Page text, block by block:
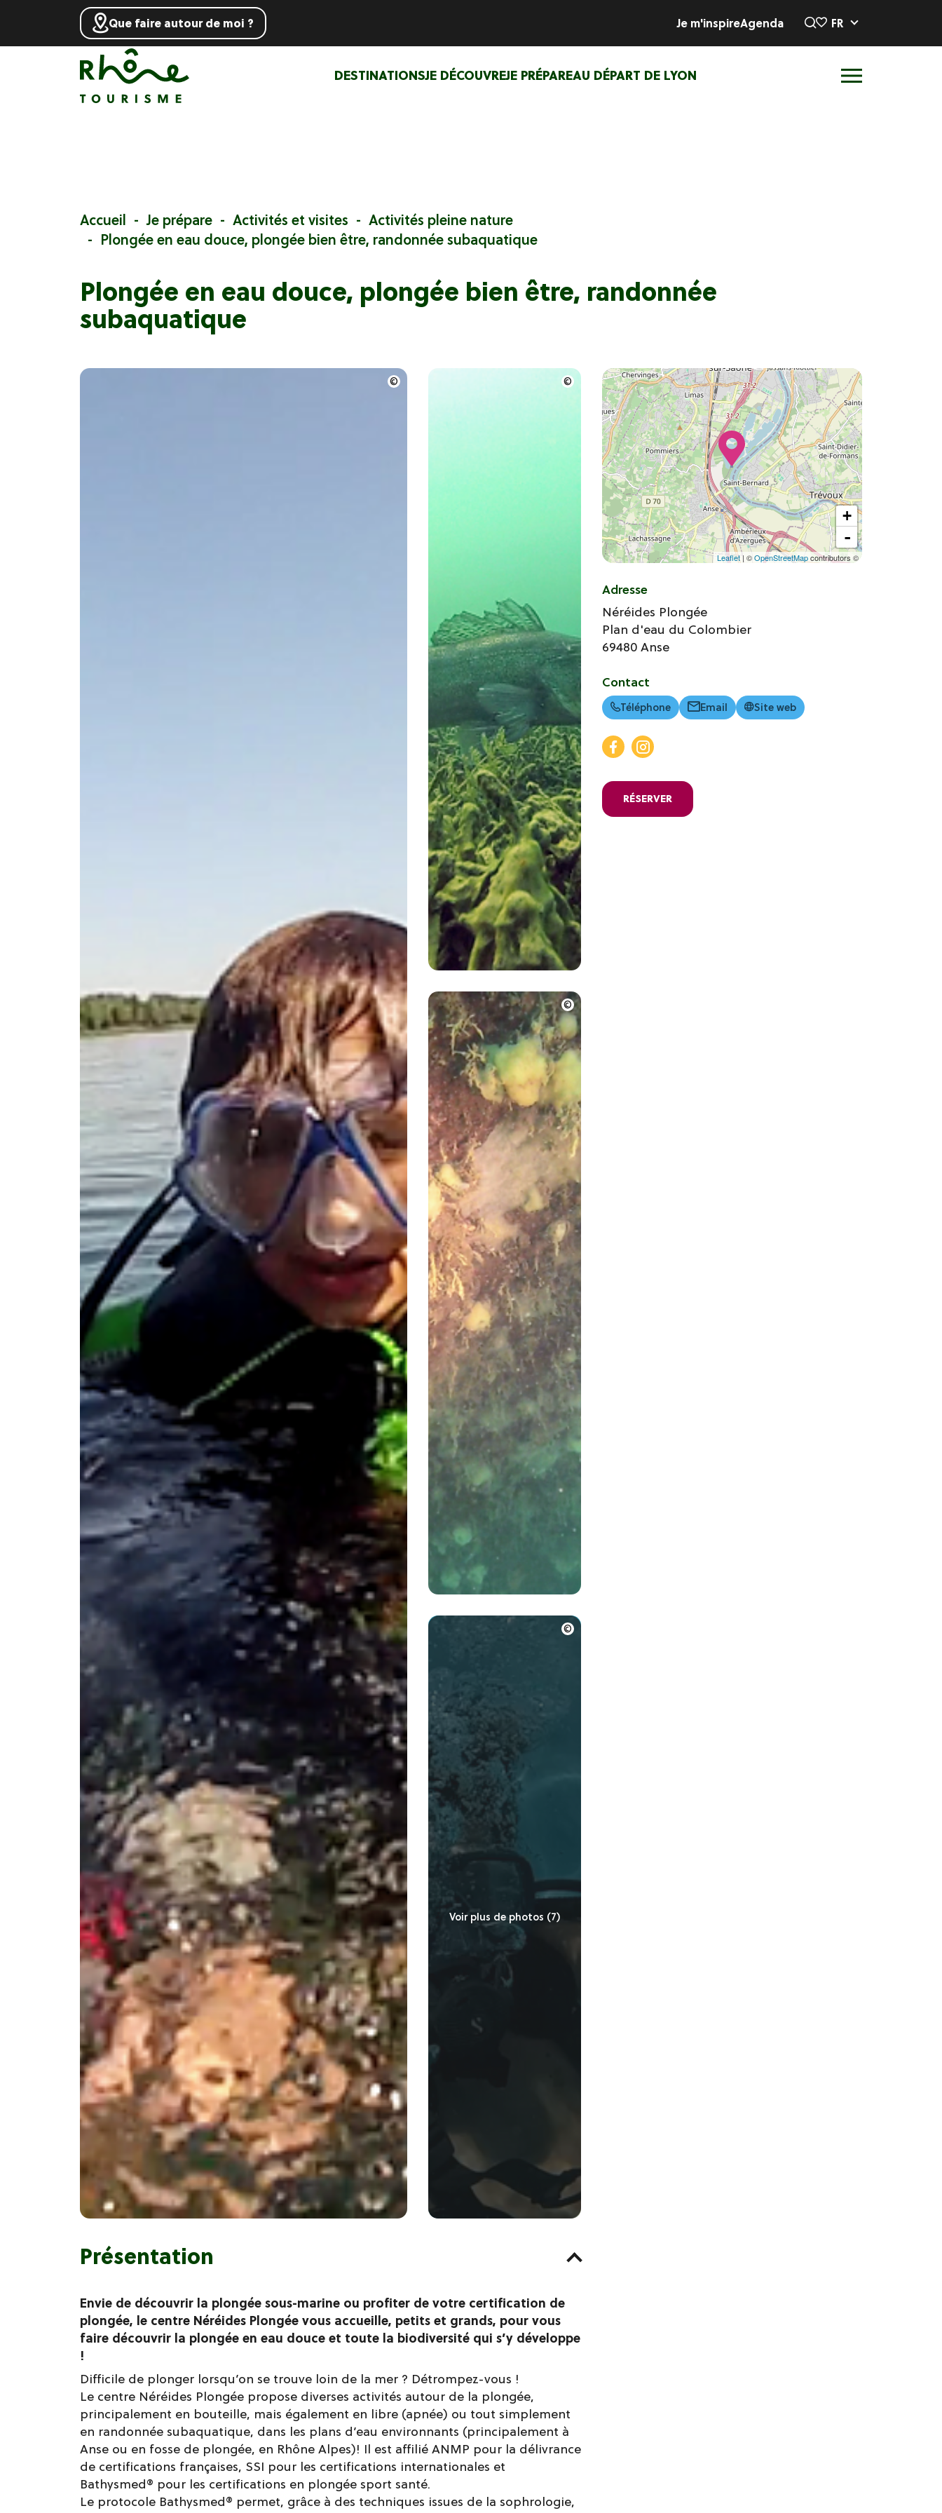
DESTINATIONSJE DÉCOUVREJE PRÉPAREAU DÉPART DE LYON
Que faire autour de moi ? Je m'inspireAgenda FR
Accueil Je prépare Activités et visites
Activités pleine nature
Plongée en eau douce, plongée bien être, randonnée subaquatique
Plongée en eau douce, plongée bien être, randonnée
subaquatique
Voir plus de photos (7)
Présentation
Envie de découvrir la plongée sous-marine ou profiter de votre certification de
plongée, le centre Néréides Plongée vous accueille, petits et grands, pour vous
faire découvrir la plongée en eau douce et toute la biodiversité qui s’y développe
!
Difficile de plonger lorsqu’on se trouve loin de la mer ? Détrompez-vous !
Le centre Néréides Plongée propose diverses activités autour de la plongée,
principalement en bouteille, mais également en libre (apnée) ou tout simplement
en randonnée subaquatique, dans les plans d’eau environnants (principalement à
Anse ou en fosse de plongée, en Rhône Alpes)! Il est affilié ANMP pour la délivrance
de certifications françaises, SSI pour les certifications internationales et
Bathysmed® pour les certifications en plongée sport santé.
Le protocole Bathysmed® permet, grâce à des techniques issues de la sophrologie,
+
-
Leaflet | ©OpenStreetMapcontributors ©
Adresse
Néréides Plongée
Plan d'eau du Colombier
69480 Anse
Contact
Téléphone Email Site web
RÉSERVER